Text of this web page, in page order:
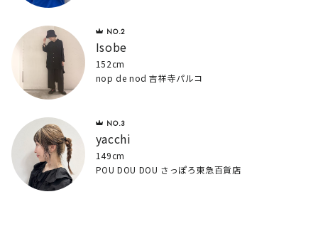
Isobe
152cm
nop de nod 吉祥寺パルコ
yacchi
149cm
POU DOU DOU さっぽろ東急百貨店